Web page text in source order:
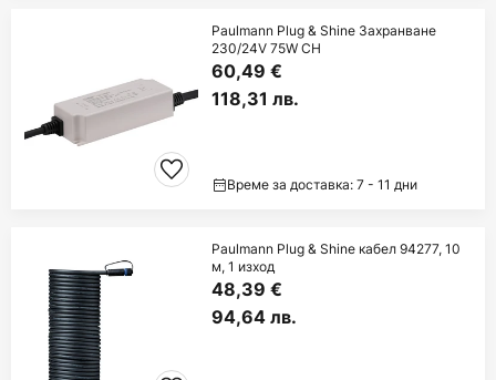
Paulmann Plug & Shine Захранване
230/24V 75W CH
60,49 €
118,31 лв.
Време за доставка: 7 - 11 дни
Paulmann Plug & Shine кабел 94277, 10
м, 1 изход
48,39 €
94,64 лв.